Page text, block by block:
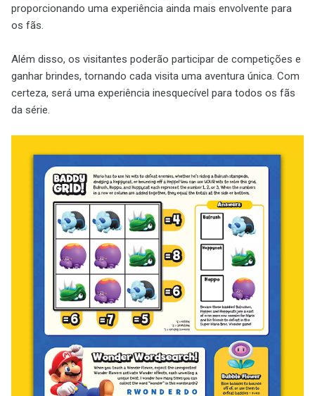
proporcionando uma experiência ainda mais envolvente para
os fãs.
Além disso, os visitantes poderão participar de competições e
ganhar brindes, tornando cada visita uma aventura única. Com
certeza, será uma experiência inesquecível para todos os fãs
da série.